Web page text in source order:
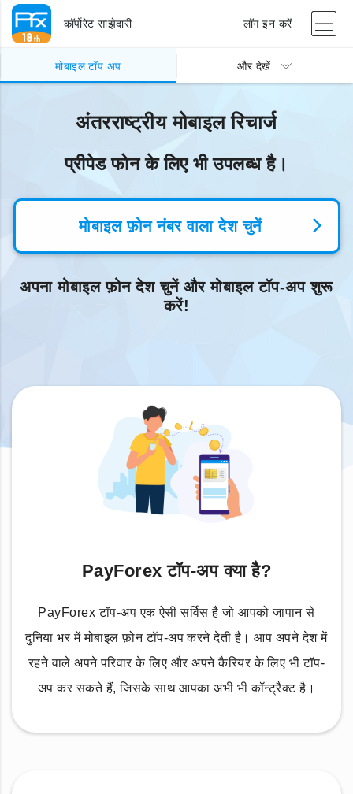
कॉर्पोरेट साझेदारी लॉग इन करें
मोबाइल टॉप अप और देखें
अंतरराष्ट्रीय मोबाइल रिचार्ज
प्रीपेड फोन के लिए भी उपलब्ध है।
मोबाइल फ़ोन नंबर वाला देश चुनें
अपना मोबाइल फ़ोन देश चुनें और मोबाइल टॉप-अप शुरू
करें!
PayForex टॉप-अप क्या है?
PayForex टॉप-अप एक ऐसी सर्विस है जो आपको जापान से
दुनिया भर में मोबाइल फ़ोन टॉप-अप करने देती है। आप अपने देश में
रहने वाले अपने परिवार के लिए और अपने कैरियर के लिए भी टॉप-
अप कर सकते हैं, जिसके साथ आपका अभी भी कॉन्ट्रैक्ट है।